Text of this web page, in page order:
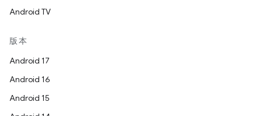
Android TV
版本
Android 17
Android 16
Android 15